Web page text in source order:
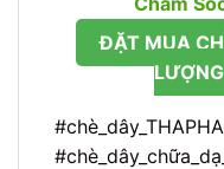
ĐẶT MUA